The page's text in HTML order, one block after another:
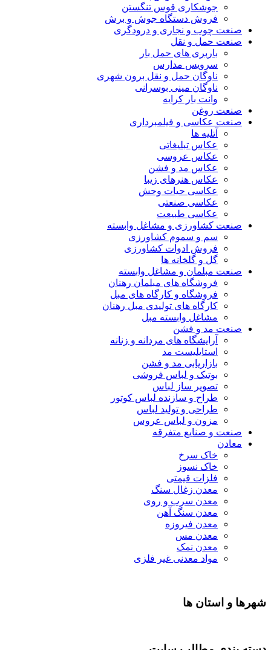
جوشکاری قوس تنگستن
فروش دستگاه جوش و برش
صنعت چوب و نجاری و درودگری
صنعت حمل و نقل
باربری های حمل بار
سرویس مدارس
ناوگان حمل و نقل برون شهری
ناوگان مینی بوسرانی
وانت بار کرایه
صنعت روغن
صنعت عکاسی و فیلمبرداری
آتلیه ها
عکاس تبلیغاتی
عکاس عروسی
عکاس مد و فشن
عکاس هنرهای زیبا
عکاسی حیات وحش
عکاسی صنعتی
عکاسی طبیعت
صنعت کشاورزی و مشاغل وابسته
سم و سموم کشاورزی
فروش ادوات کشاورزی
گل و گلخانه ها
صنعت مبلمان و مشاغل وابسته
فروشگاه های مبلمان رهنان
فروشگاه و کارگاه های مبل
کارگاه های تولیدی مبل رهنان
مشاغل وابسته مبل
صنعت مد و فشن
آرایشگاه های مردانه و زنانه
استایلیست مد
بازاریابی مد و فشن
بوتیک و لباس فروشی
تصویر ساز لباس
طراح و سازنده لباس کوتور
طراحی و تولید لباس
مزون و لباس عروس
صنعت و صنایع متفرقه
معادن
خاک سرخ
خاک نسوز
فلزات قیمتی
معدن زغال سنگ
معدن سرب و روی
معدن سنگ آهن
معدن فیروزه
معدن مس
معدن نمک
مواد معدنی غیر فلزی
شهرها و استان ها